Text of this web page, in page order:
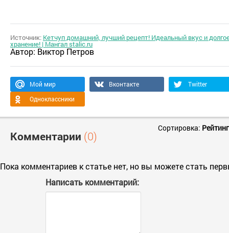
Источник: Кетчуп домашний, лучший рецепт! Идеальный вкус и
хранение! | Мангал stalic.ru
Автор:Виктор Петров
Мой мир Вконтакте
Twitter
Одноклассники
Комментарии (0)
Сортировка: Рейтинг
Пока комментариев к статье нет, но вы можете стать
Написать комментарий: